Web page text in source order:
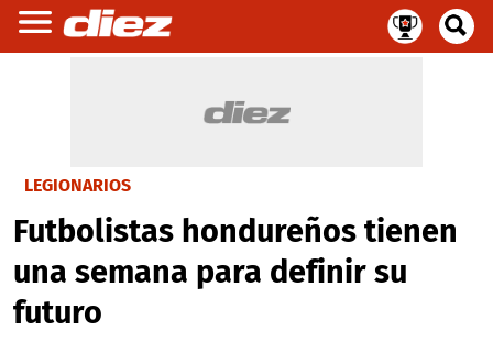
LEGIONARIOS
Futbolistas hondureños tienen
una semana para definir su
futuro